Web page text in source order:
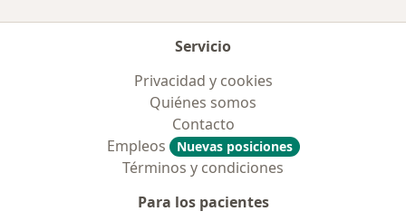
Servicio
Privacidad y cookies
Quiénes somos
Contacto
Empleos
Nuevas posiciones
Términos y condiciones
Para los pacientes